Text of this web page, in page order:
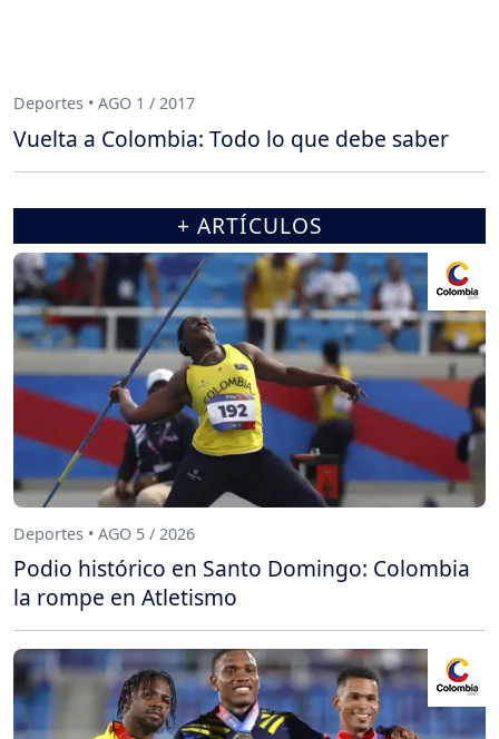
Deportes • AGO 1 / 2017
Vuelta a Colombia: Todo lo que debe saber
+ ARTÍCULOS
Deportes • AGO 5 / 2026
Podio histórico en Santo Domingo: Colombia
la rompe en Atletismo